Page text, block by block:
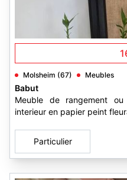
Molsheim (67) Meubles
Babut
Meuble de rangement
interieur en papier peint
Particulier